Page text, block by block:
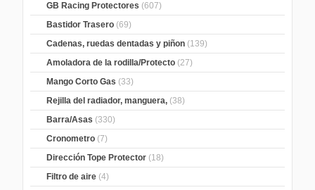
GB Racing Protectores (607)
Bastidor Trasero (69)
Cadenas, ruedas dentadas y piñon (139)
Amoladora de la rodilla/Protecto (27)
Mango Corto Gas (33)
Rejilla del radiador, manguera, (38)
Barra/Asas (330)
Cronometro (7)
Dirección Tope Protector (18)
Filtro de aire (4)